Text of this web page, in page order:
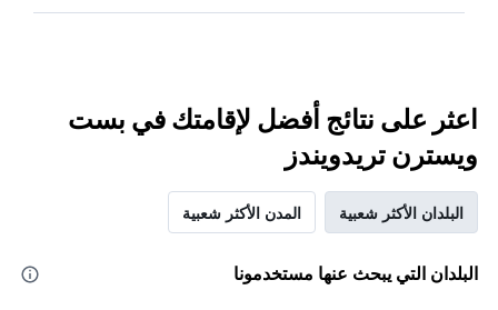
اعثر على نتائج أفضل لإقامتك في بست
ويسترن تريدويندز
البلدان الأكثر شعبية المدن الأكثر شعبية
البلدان التي يبحث عنها مستخدمونا